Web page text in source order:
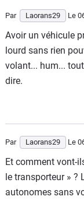
Par Laorans29 Le
Avoir un véhicule
lourd sans rien
volant... hum...
dire.
Par Laorans29 Le
Et comment vont-
le transporteur » ?
autonomes sans